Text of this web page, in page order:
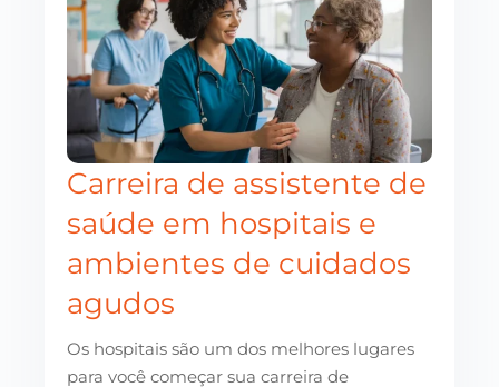
Carreira de assistente de
saúde em hospitais e
ambientes de cuidados
agudos
Os hospitais são um dos melhores lugares
para você começar sua carreira de